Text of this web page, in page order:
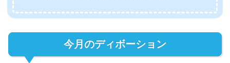
今月のディボーション